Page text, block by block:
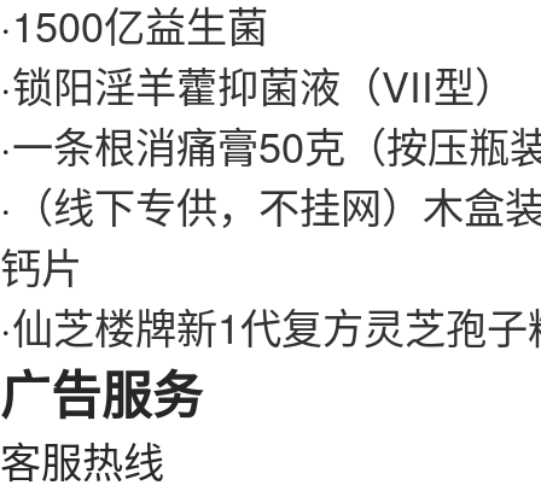
·1500亿益生菌
·锁阳淫羊藿抑菌液（VII型）
·一条根消痛膏50克（按压瓶
· （线下专供，不挂网）木
钙片
·仙芝楼牌新1代复方灵芝孢子
广告服务
客服热线